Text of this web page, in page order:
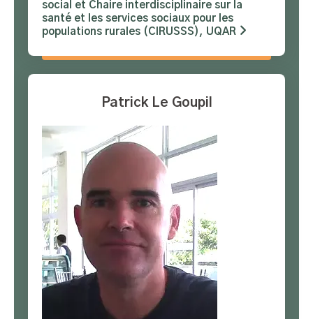
social et Chaire interdisciplinaire sur la
santé et les services sociaux pour les
populations rurales (CIRUSSS), UQAR
Patrick Le Goupil